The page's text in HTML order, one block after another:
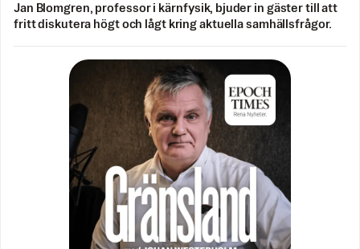
Jan Blomgren, professor i kärnfysik, bjuder in gäster till att
fritt diskutera högt och lågt kring aktuella samhällsfrågor.